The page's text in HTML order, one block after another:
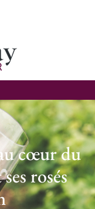
cœur du
rosés